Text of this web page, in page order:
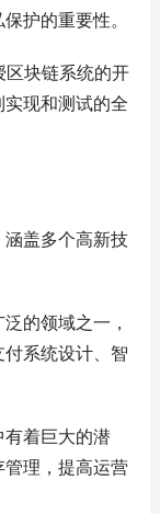
护的重要性。
区块链系统的开
现和测试的全
涵盖多个高新技
的领域之一，
系统设计、智
有着巨大的潜
管理，提高运营